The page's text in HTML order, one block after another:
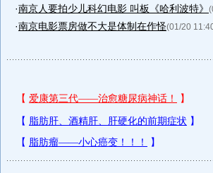
·南京人要拍少儿科幻电影 叫板《哈利波特》
·南京电影票房做不大是体制在作怪(01/20